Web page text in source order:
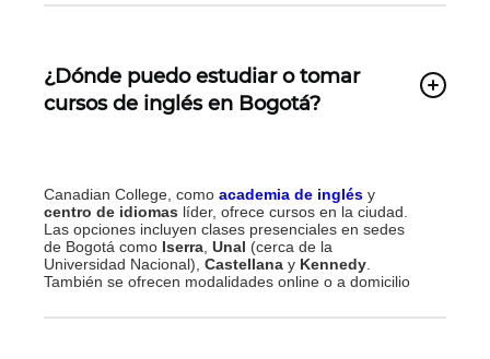
¿Dónde puedo estudiar o tomar
cursos de inglés en Bogotá?
Canadian College, como academia de inglés y
centro de idiomas líder, ofrece cursos en la ciudad
Las opciones incluyen clases presenciales en sedes
de Bogotá como Iserra Unal (cerca de la
Universidad Nacional), Castellana y Kennedy
También se ofrecen modalidades online o a domicilio